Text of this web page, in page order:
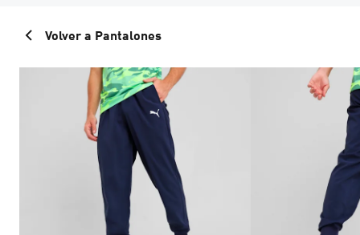
Volver a Pantalones